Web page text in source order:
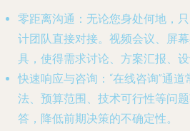
零距离沟通 ：无论您身处何地，
计团队直接对接。视频会议、屏
具，使得需求讨论、方案汇报、
快速响应与咨询 ：“在线咨询”通
法、预算范围、技术可行性等问
答，降低前期决策的不确定性。